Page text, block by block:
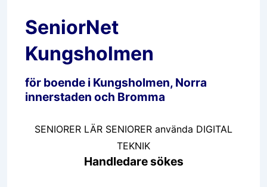
SeniorNet
Kungsholmen
för boende i Kungsholmen, Norra
innerstaden och Bromma
SENIORER LÄR SENIORER använda DIGITAL
TEKNIK
Handledare sökes